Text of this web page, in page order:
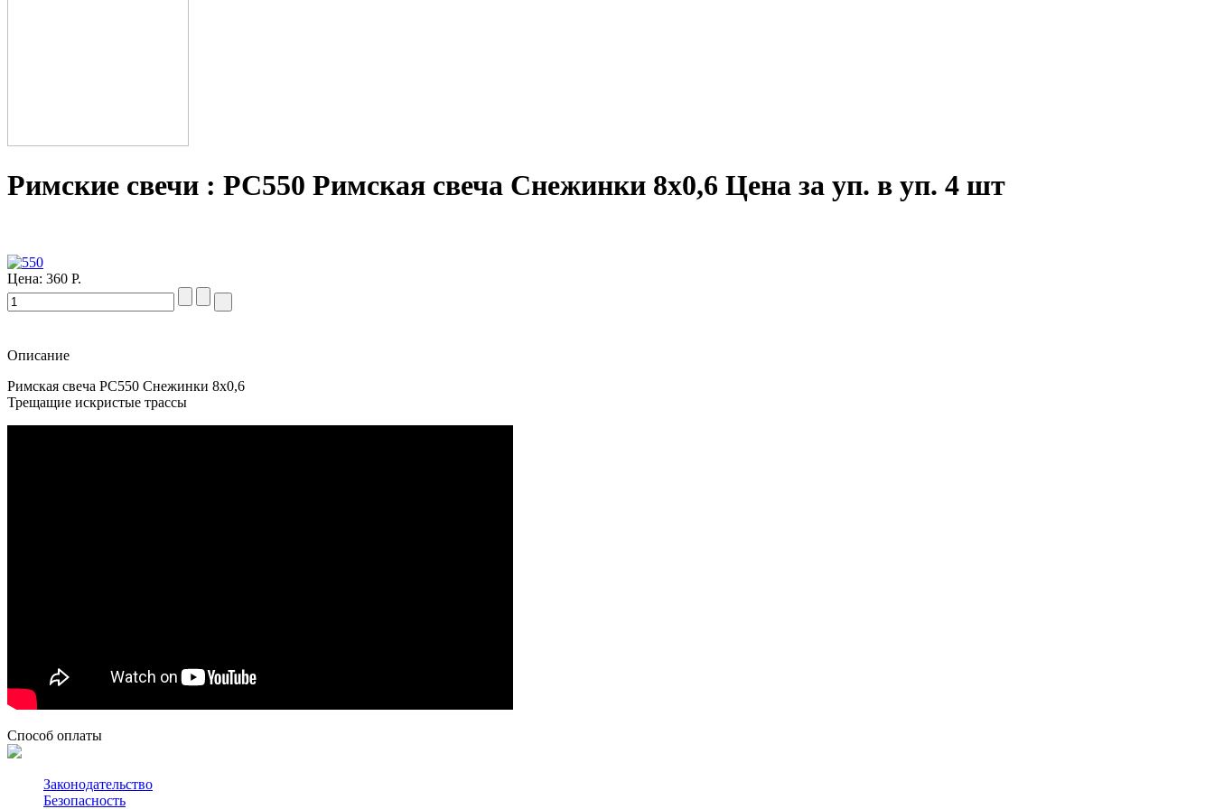
Римские свечи : PC550 Римская свеча Снежинки 8х0,6 Цена за уп. в уп. 4 шт
Цена: 360 Р.
Описание
Римская свеча PC550 Снежинки 8х0,6
Трещащие искристые трассы
Способ оплаты
Законодательство
Безопасность